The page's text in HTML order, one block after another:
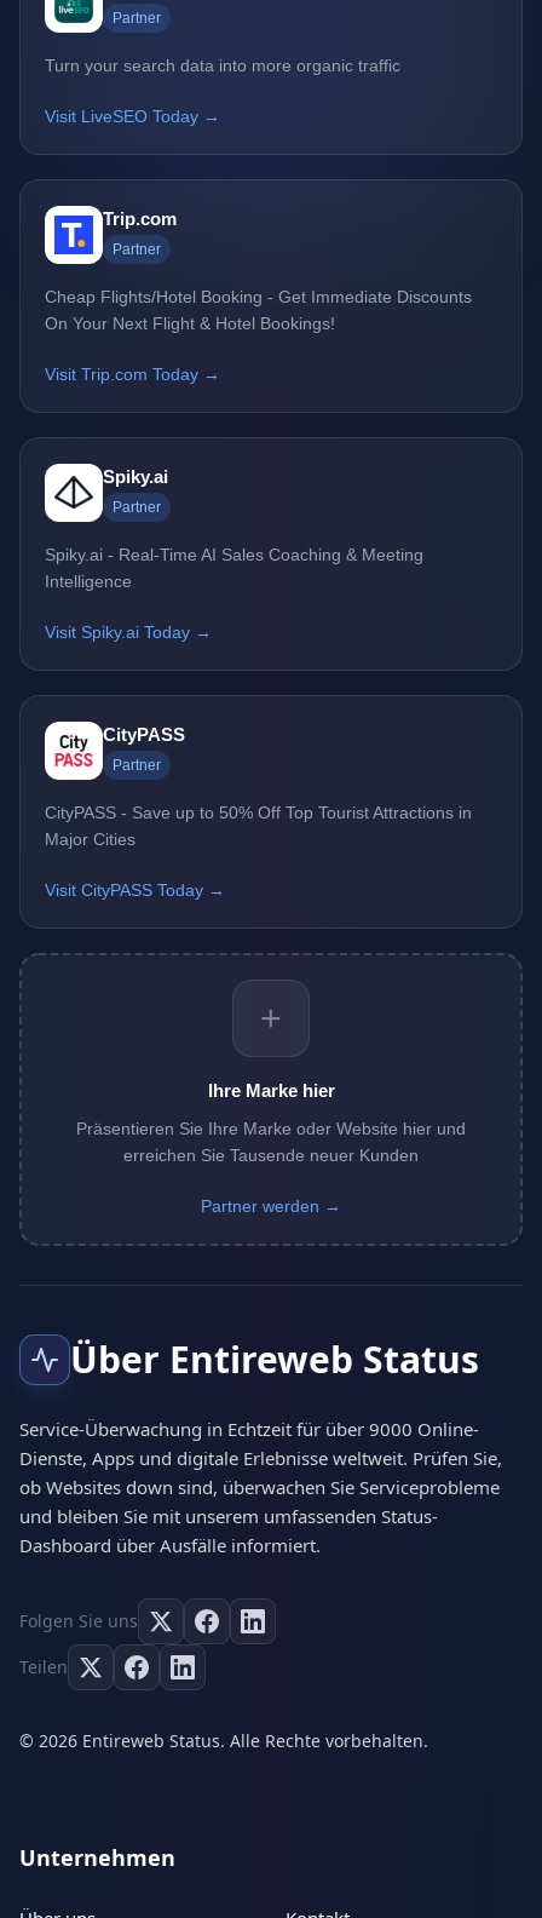
Partner
Turn your search data into more organic traffic
Visit LiveSEO Today →
Trip.com
Partner
Cheap Flights/Hotel Booking - Get Immediate Discounts
On Your Next Flight & Hotel Bookings!
Visit Trip.com Today →
Spiky.ai
Partner
Spiky.ai - Real-Time AI Sales Coaching & Meeting
Intelligence
Visit Spiky.ai Today →
CityPASS
Partner
CityPASS - Save up to 50% Off Top Tourist Attractions in
Major Cities
Visit CityPASS Today →
+
Ihre Marke hier
Präsentieren Sie Ihre Marke oder Website hier und
erreichen Sie Tausende neuer Kunden
Partner werden →
Über Entireweb Status
Service-Überwachung in Echtzeit für über 9000 Online-
Dienste, Apps und digitale Erlebnisse weltweit. Prüfen Sie,
ob Websites down sind, überwachen Sie Serviceprobleme
und bleiben Sie mit unserem umfassenden Status-
Dashboard über Ausfälle informiert.
Folgen Sie uns
Teilen
© 2026 Entireweb Status. Alle Rechte vorbehalten.
Unternehmen